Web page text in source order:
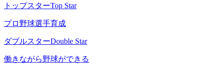
トップスターTop Star
プロ野球選手育成
ダブルスターDouble Star
働きながら野球ができる